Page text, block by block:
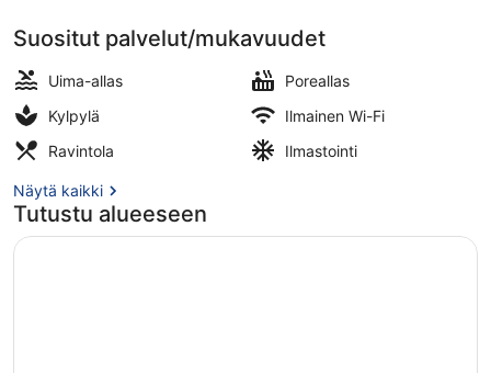
Ravintola
Suositut palvelut/mukavuudet
Uima-allas
Poreallas
Kylpylä
Ilmainen Wi-Fi
Ravintola
Ilmastointi
Näytä kaikki
Tutustu alueeseen